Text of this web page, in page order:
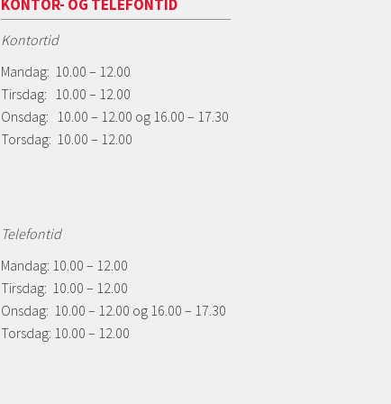
KONTOR- OG TELEFONTID
Kontortid
Mandag: 10.00 – 12.00
Tirsdag: 10.00 – 12.00
Onsdag: 10.00 – 12.00 og 16.00 – 17.30
Torsdag: 10.00 – 12.00
Telefontid
Mandag: 10.00 – 12.00
Tirsdag: 10.00 – 12.00
Onsdag: 10.00 – 12.00 og 16.00 – 17.30
Torsdag: 10.00 – 12.00